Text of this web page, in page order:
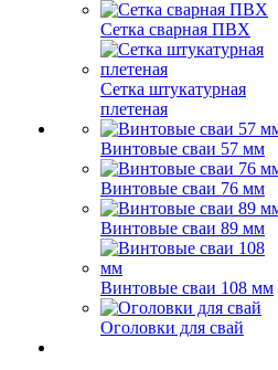
Сетка сварная ПВХ
Сетка штукатурная
плетеная
Винтовые сваи 57 мм
Винтовые сваи 76 мм
Винтовые сваи 89 мм
Винтовые сваи 108 мм
Оголовки для свай